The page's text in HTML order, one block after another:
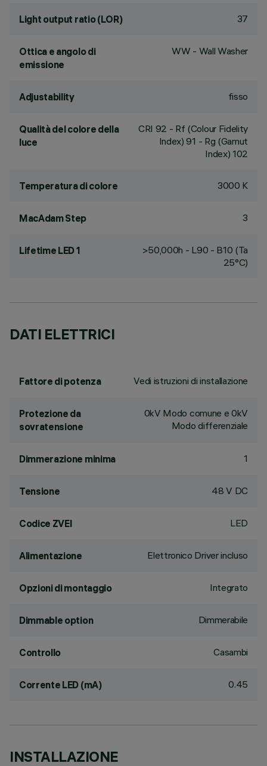
Light output ratio (LOR) 37
Ottica e angolo di
emissione
WW - Wall Washer
Adjustability fisso
Qualità del colore della
luce
CRI 92 - Rf (Colour Fidelity
Index) 91 - Rg (Gamut
Index) 102
Temperatura di colore 3000 K
MacAdam Step 3
Lifetime LED 1
>50,000h - L90 - B10 (Ta
25°C)
DATI ELETTRICI
Fattore di potenza Vedi istruzioni di installazione
Protezione da
sovratensione
0kV Modo comune e 0kV
Modo differenziale
Dimmerazione minima 1
Tensione 48 V DC
Codice ZVEI LED
Alimentazione Elettronico Driver incluso
Opzioni di montaggio Integrato
Dimmable option Dimmerabile
Controllo Casambi
Corrente LED (mA) 0.45
INSTALLAZIONE